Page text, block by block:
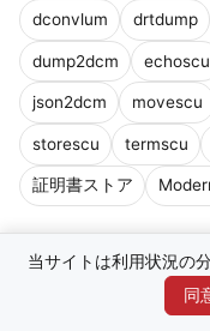
dconvlum drtdump
dump2dcm echoscu
json2dcm movescu
storescu termscu
証明書ストア
当サイトは利用状況の
同